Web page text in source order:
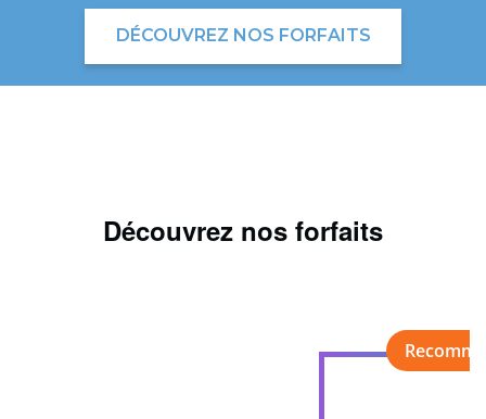
DÉCOUVREZ NOS FORFAITS
Découvrez nos forfaits